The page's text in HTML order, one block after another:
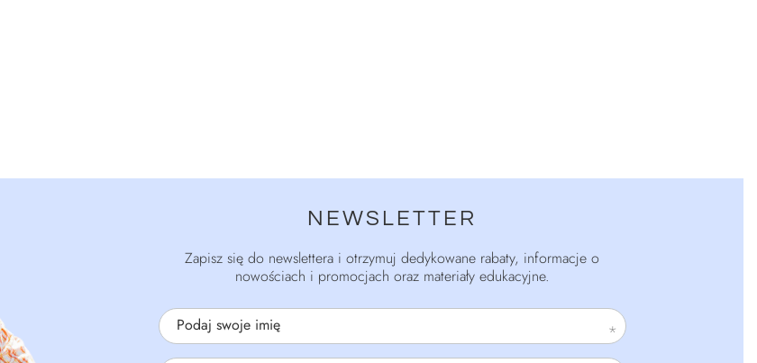
NEWSLETTER
Zapisz się do newslettera i otrzymuj dedykowane rabaty, informacje o
nowościach i promocjach oraz materiały edukacyjne.
Podaj swoje imię